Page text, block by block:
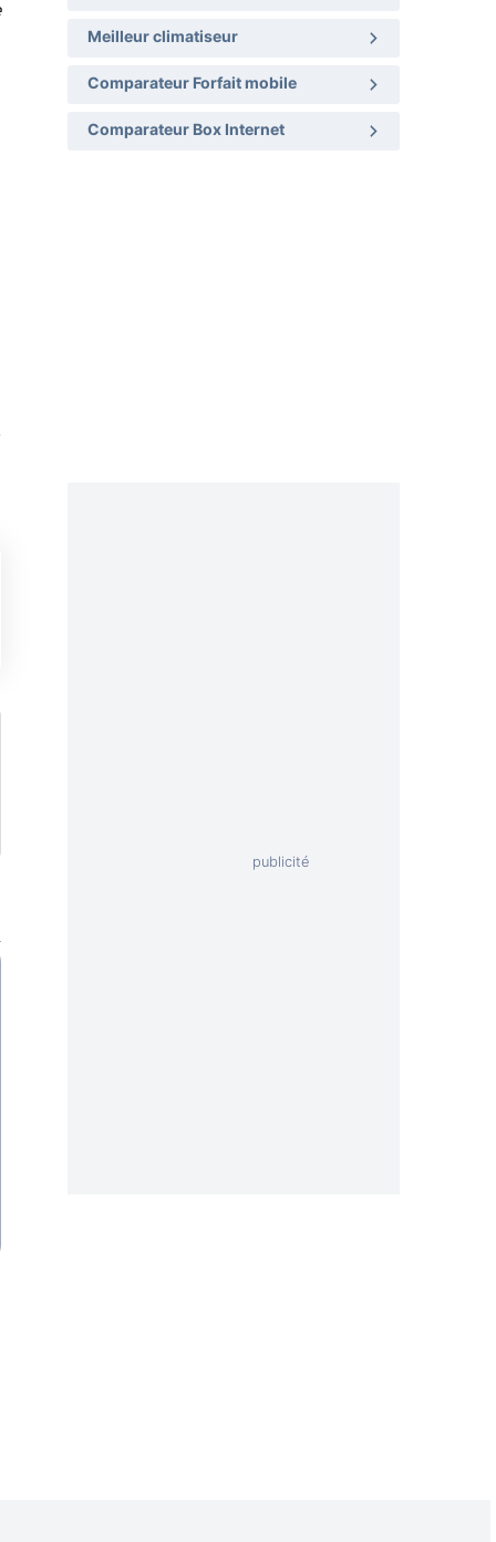
Meilleur climatiseur
Comparateur Forfait mobile
Comparateur Box Internet